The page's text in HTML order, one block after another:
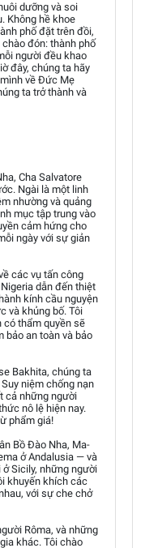
dưỡng và soi
Không hề khoe
phố đặt trên đồi,
đón: thành phố
người đều khao
đây, chúng ta hãy
về Đức Mẹ
ta trở thành và
Cha Salvatore
Ngài là một linh
nhường và quảng
mục tập trung vào
cảm hứng cho
ngày với sự giản
các vụ tấn công
dẫn đến thiệt
kính cầu nguyện
và khủng bố. Tôi
có thẩm quyền sẽ
bảo an toàn và bảo
Bakhita, chúng ta
niệm chống nạn
cả những người
nô lệ hiện nay.
phẩm giá!
Bồ Đào Nha, Ma-
ở Andalusia — và
Sicily, những người
khuyến khích các
với sự che chở
Rôma, và những
khác. Tôi chào